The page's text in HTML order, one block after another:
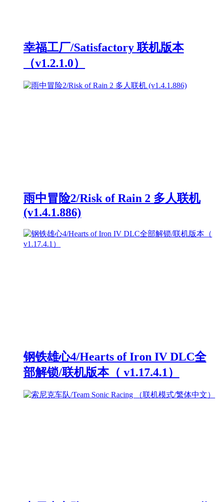
幸福工厂/Satisfactory 联机版本
（v1.2.1.0）
雨中冒险2/Risk of Rain 2 多人联机
(v1.4.1.886)
钢铁雄心4/Hearts of Iron IV DLC全
部解锁/联机版本（ v1.17.4.1）